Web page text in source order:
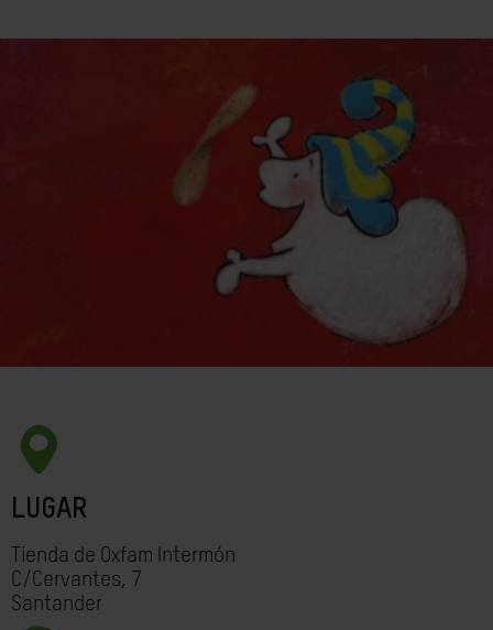
LUGAR
Tienda de Oxfam Intermón
C/Cervantes, 7
Santander